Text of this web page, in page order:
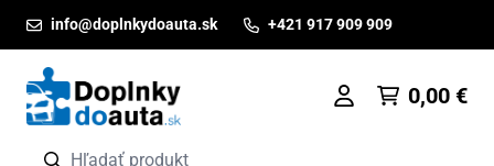
info@doplnkydoauta.sk +421 917 909 909
0,00 €